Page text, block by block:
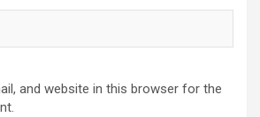
and website in this browser for the